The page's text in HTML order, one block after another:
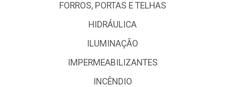
FORROS, PORTAS E TELHAS
HIDRÁULICA
ILUMINAÇÃO
IMPERMEABILIZANTES
INCÊNDIO